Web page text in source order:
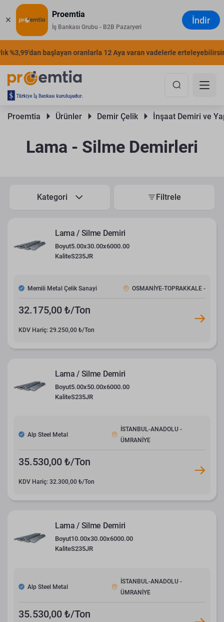
Proemtia
İş Bankası Grubu - B2B Pazaryeri
İndir
%3,99'dan başlayan oranlarla 12 Aya varan vadelerle erteleyebilirsiniz.
Proemtia Ürünler Demir Çelik İnşaat Demiri ve
Lama - Silme Demirleri
Kategori Filtrele
Lama / Silme Demiri
Boyut5.00x30.00x6000.00
KaliteS235JR
Memili Metal Çelik Sanayi OSMANİYE-TOPRAKKALE -
32.175,00 ₺/Ton
KDV Hariç: 29.250,00 ₺/Ton
Lama / Silme Demiri
Boyut5.00x50.00x6000.00
KaliteS235JR
Alp Steel Metal
İSTANBUL-ANADOLU -
ÜMRANİYE
35.530,00 ₺/Ton
KDV Hariç: 32.300,00 ₺/Ton
Lama / Silme Demiri
Boyut10.00x30.00x6000.00
KaliteS235JR
Alp Steel Metal
İSTANBUL-ANADOLU -
ÜMRANİYE
35.530,00 ₺/Ton